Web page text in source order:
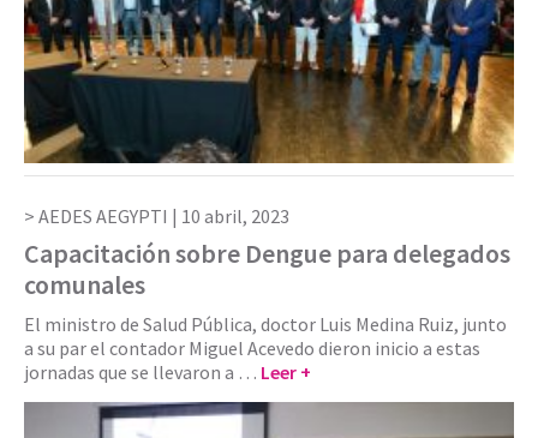
AEDES AEGYPTI | 10 abril, 2023
Capacitación sobre Dengue para delegados
comunales
El ministro de Salud Pública, doctor Luis Medina Ruiz, junto
a su par el contador Miguel Acevedo dieron inicio a estas
jornadas que se llevaron a … Leer +